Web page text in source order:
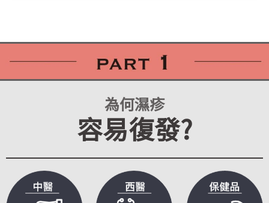
為何濕疹
容易復發?